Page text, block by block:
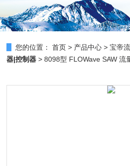
您的位置： 首页 > 产品中心 >宝帝
器|控制器 > 8098型 FLOWave SAW 流